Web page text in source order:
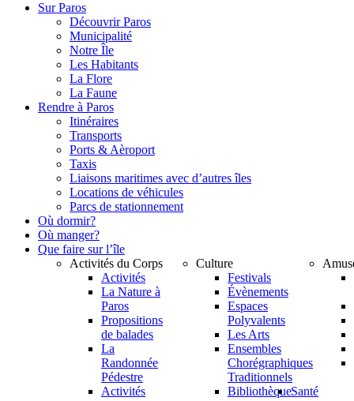
Sur Paros
Découvrir Paros
Municipalité
Notre Île
Les Habitants
La Flore
La Faune
Rendre à Paros
Itinéraires
Transports
Ports & Aèroport
Taxis
Liaisons maritimes avec d’autres îles
Locations de véhicules
Parcs de stationnement
Où dormir?
Où manger?
Que faire sur l’île
Activités du Corps
Activités
La Nature à
Paros
Propositions
de balades
La
Randonnée
Pédestre
Activités
Culture
Festivals
Évènements
Espaces
Polyvalents
Les Arts
Ensembles
Chorégraphiques
Traditionnels
BibliothèqueSanté